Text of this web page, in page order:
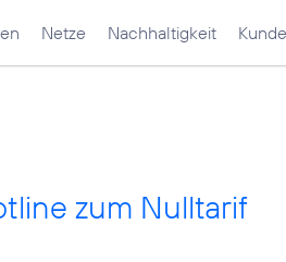
Netze Nachhaltigkeit
zum Nulltarif